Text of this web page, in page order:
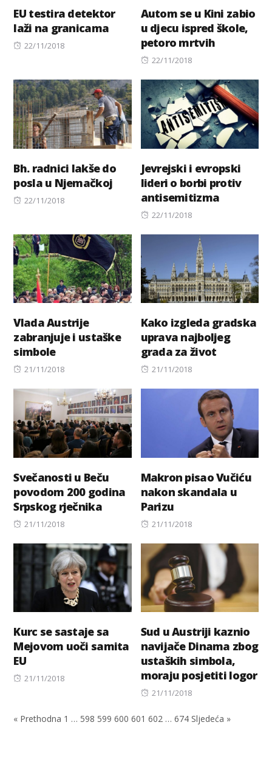
EU testira detektor
laži na granicama
Posted
22/11/2018
Autom se u Kini zabio
u djecu ispred škole,
petoro mrtvih
Posted
22/11/2018
Bh. radnici lakše do
posla u Njemačkoj
Posted
22/11/2018
Jevrejski i evropski
lideri o borbi protiv
antisemitizma
Posted
22/11/2018
Vlada Austrije
zabranjuje i ustaške
simbole
Posted
21/11/2018
Kako izgleda gradska
uprava najboljeg
grada za život
Posted
21/11/2018
Svečanosti u Beču
povodom 200 godina
Srpskog rječnika
Posted
21/11/2018
Makron pisao Vučiću
nakon skandala u
Parizu
Posted
21/11/2018
Kurc se sastaje sa
Mejovom uoči samita
EU
Posted
21/11/2018
Sud u Austriji kaznio
navijače Dinama zbog
ustaških simbola,
moraju posjetiti logor
Posted
21/11/2018
« Prethodna 1 … 598 599 600 601 602 … 674 Sljedeća »